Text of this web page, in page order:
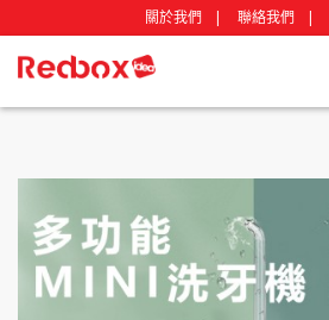
關於我們 聯絡我們